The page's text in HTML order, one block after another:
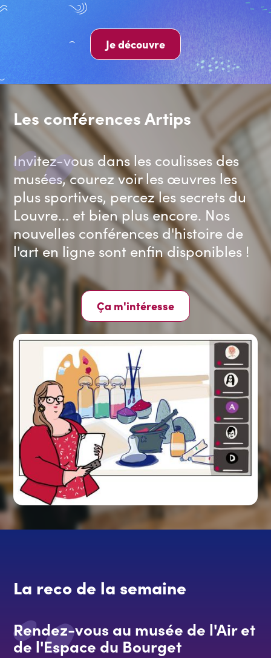
Je découvre
Les conférences Artips
Invitez-vous dans les coulisses des
musées, courez voir les œuvres les
plus sportives, percez les secrets du
Louvre... et bien plus encore. Nos
nouvelles conférences d'histoire de
l'art en ligne sont enfin disponibles !
Ça m'intéresse
La reco de la semaine
Rendez-vous au musée de l'Air et
de l'Espace du Bourget